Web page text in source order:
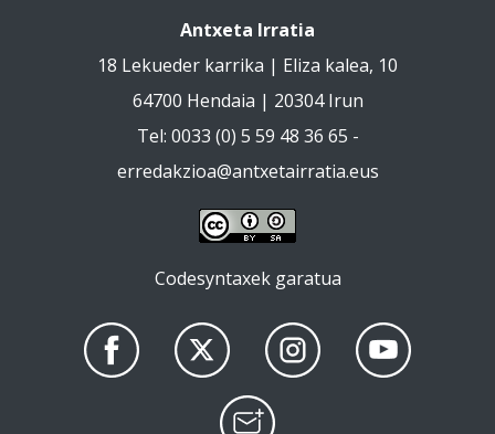
Antxeta Irratia
18 Lekueder karrika | Eliza kalea, 10
64700 Hendaia | 20304 Irun
Tel: 0033 (0) 5 59 48 36 65 -
erredakzioa@antxetairratia.eus
Codesyntaxek garatua